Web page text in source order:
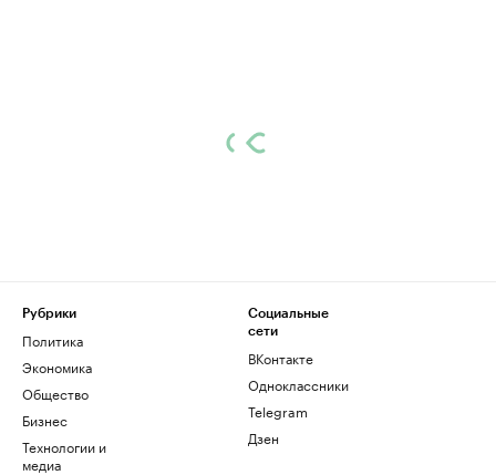
Рубрики
Политика
Экономика
Общество
Бизнес
Технологии и
медиа
Социальные
сети
ВКонтакте
Одноклассники
Telegram
Дзен